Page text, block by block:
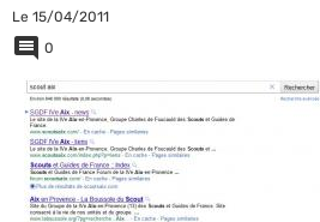
Le 15/04/2011
0